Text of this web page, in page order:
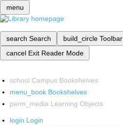
menu
search Search build_circle Toolbar
cancel Exit Reader Mode
school Campus Bookshelves
menu_book Bookshelves
perm_media Learning Objects
login Login